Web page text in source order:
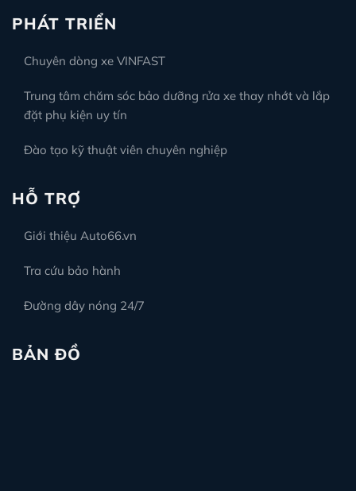
PHÁT TRIỂN
Chuyên dòng xe VINFAST
Trung tâm chăm sóc bảo dưỡng rửa xe thay nhớt và lắp
đặt phụ kiện uy tín
Đào tạo kỹ thuật viên chuyên nghiệp
HỖ TRỢ
Giới thiệu Auto66.vn
Tra cứu bảo hành
Đường dây nóng 24/7
BẢN ĐỒ